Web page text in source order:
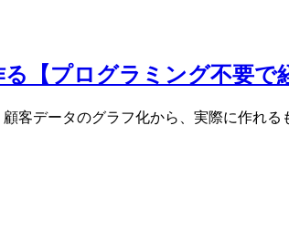
【プログラミング不要で
客データのグラフ化から、実際に作れ